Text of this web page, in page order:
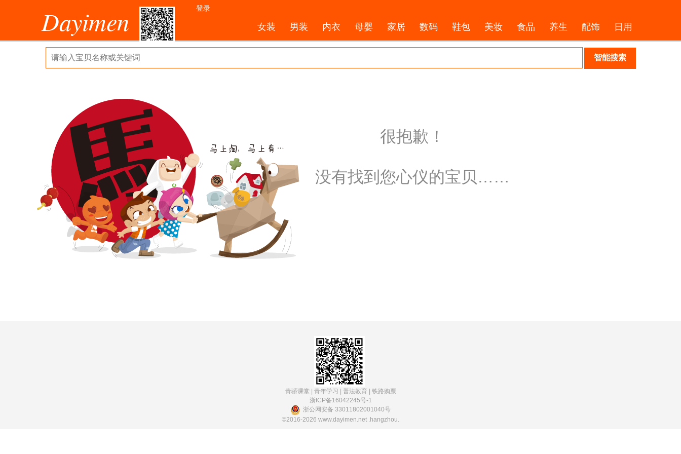
Dayimen 登录
女装 男装 内衣 母婴 家居 数码 鞋包 美妆 食品 养生 配饰 日用
很抱歉！
没有找到您心仪的宝贝……
青骄课堂| 青年学习 普法教育| 铁路购票
浙ICP备16042245号-1
浙公网安备 33011802001040号
©2016-2026 www.dayimen.net .hangzhou.